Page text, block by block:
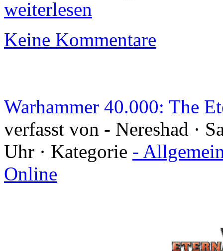
weiterlesen
Keine Kommentare
Warhammer 40.000: The
verfasst von - Nereshad ·
Uhr · Kategorie -
Online